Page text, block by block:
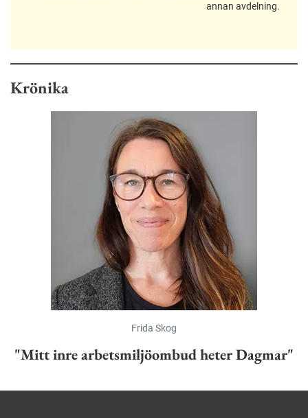
annan avdelning.
Krönika
Frida Skog
"Mitt inre arbetsmiljöombud heter Dagmar"